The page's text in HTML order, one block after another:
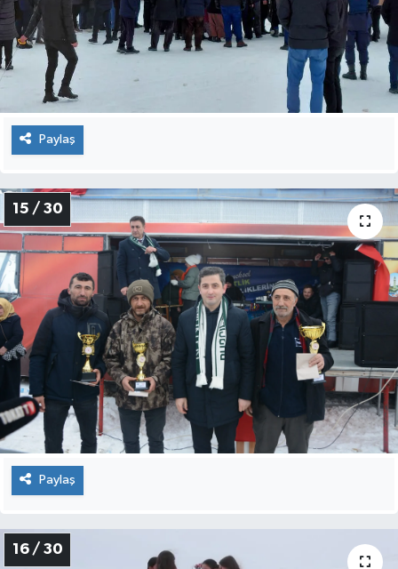
Paylaş
15 / 30
Paylaş
16 / 30